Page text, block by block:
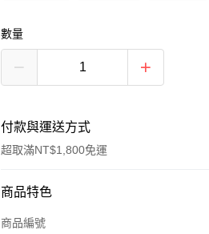
數量
付款與運送方式
超取滿NT$1,800免運
付款方式
信用卡一次付款
商品特色
商品編號